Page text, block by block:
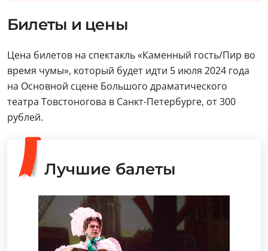
Билеты и цены
Цена билетов на спектакль «Каменный гость/Пир во
время чумы», который будет идти 5 июля 2024 года
на Основной сцене Большого драматического
театра Товстоногова в Санкт-Петербурге, от 300
рублей.
Лучшие балеты